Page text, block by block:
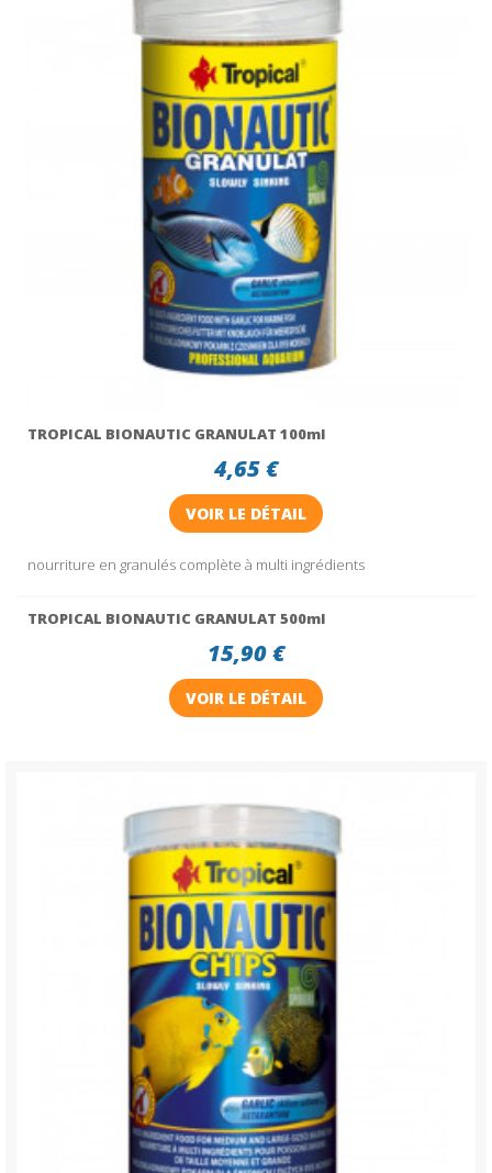
TROPICAL BIONAUTIC GRANULAT 100ml
4,65 €
VOIR LE DÉTAIL
nourriture en granulés complète à multi ingrédients
TROPICAL BIONAUTIC GRANULAT 500ml
15,90 €
VOIR LE DÉTAIL